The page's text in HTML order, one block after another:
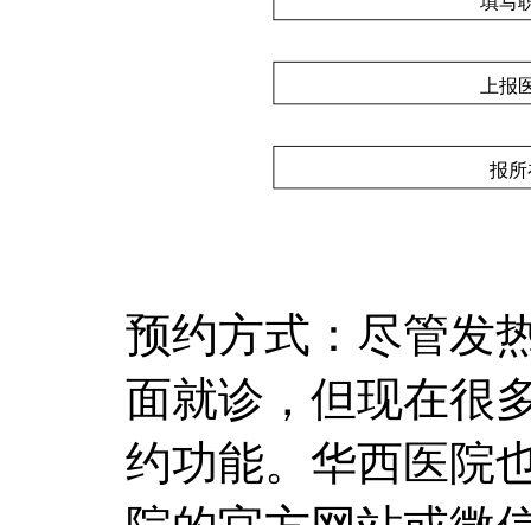
预约方式：尽管发
面就诊，但现在很
约功能。华西医院